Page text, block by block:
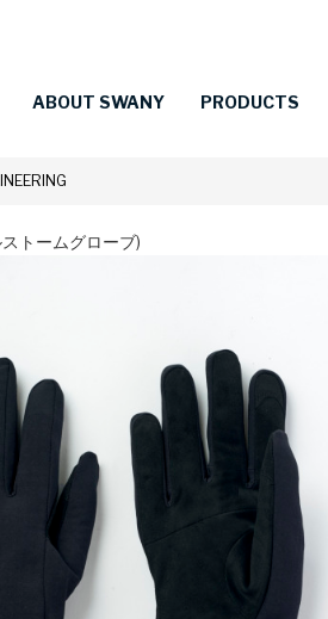
ABOUT SWANY PRODUCTS
トームグローブ)